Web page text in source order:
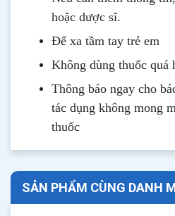
hoặc dược sĩ.
Để xa tầm tay trẻ em
Không dùng thuốc quá
Thông báo ngay cho
tác dụng không mong
thuốc
SẢN PHẨM CÙNG DANH